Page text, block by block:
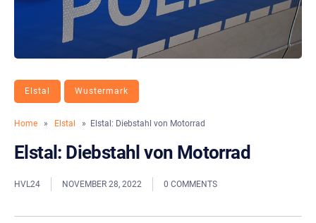
Elstal Wustermark
Home » Elstal » Elstal: Diebstahl von Motorrad
Elstal: Diebstahl von Motorrad
HVL24 NOVEMBER 28, 2022 0 COMMENTS